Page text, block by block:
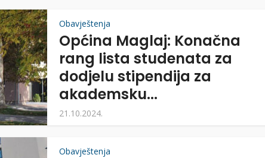
Obavještenja
Općina Maglaj: Konačna
rang lista studenata za
dodjelu stipendija za
akademsku...
21.10.2024.
Obavještenja